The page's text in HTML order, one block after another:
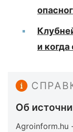
и
Об
Agroinform.hu